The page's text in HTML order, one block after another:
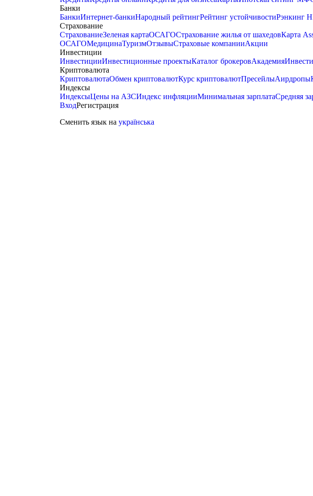
Банки
БанкиИнтернет-банкиНародный рейтингРейтинг устойчивостиРэнкинг
Страхование
СтрахованиеЗеленая картаОСАГОСтрахование жилья от шахедовКарта
ОСАГОМедицинаТуризмОтзывыСтраховые компанииАкции
Инвестиции
ИнвестицииИнвестиционные проектыКаталог брокеровАкадемия
Криптовалюта
КриптовалютаОбмен криптовалютКурс криптовалютПресейлыАирдропы
Индексы
ИндексыЦены на АЗСИндекс инфляцииМинимальная зарплатаСредняя
ВходРегистрация
Сменить язык на українська